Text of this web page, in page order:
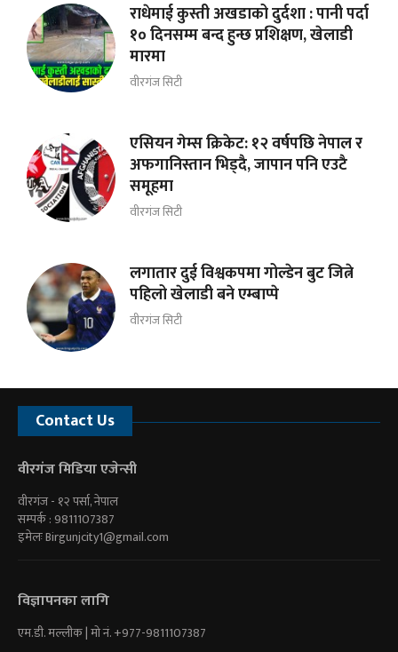
राधेमाई कुस्ती अखडाको दुर्दशा : पानी पर्दा
१० दिनसम्म बन्द हुन्छ प्रशिक्षण, खेलाडी
मारमा
वीरगंज सिटी
एसियन गेम्स क्रिकेट: १२ वर्षपछि नेपाल र
अफगानिस्तान भिड्दै, जापान पनि एउटै
समूहमा
वीरगंज सिटी
लगातार दुई विश्वकपमा गोल्डेन बुट जित्ने
पहिलो खेलाडी बने एम्बाप्पे
वीरगंज सिटी
Contact Us
वीरगंज मिडिया एजेन्सी
वीरगंज - १२ पर्सा, नेपाल
सम्पर्क : 9811107387
इमेलःBirgunjcity1@gmail.com
विज्ञापनका लागि
एम.डी. मल्लीक | माे नं. +977-9811107387